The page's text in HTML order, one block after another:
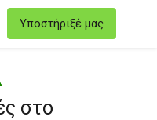
Υποστήριξέ μας
στο